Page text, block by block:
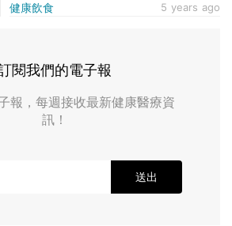
健康飲食 5 years ago
閱我們的電子報
報，每週接收最新健康醫療資
訊！
送出